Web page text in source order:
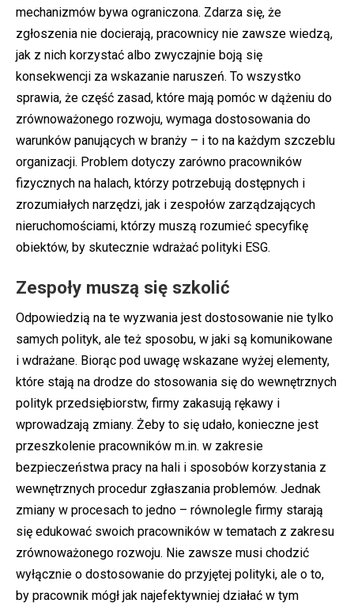
mechanizmów bywa ograniczona. Zdarza się, że
zgłoszenia nie docierają, pracownicy nie zawsze wiedzą,
jak z nich korzystać albo zwyczajnie boją się
konsekwencji za wskazanie naruszeń. To wszystko
sprawia, że część zasad, które mają pomóc w dążeniu do
zrównoważonego rozwoju, wymaga dostosowania do
warunków panujących w branży – i to na każdym szczeblu
organizacji. Problem dotyczy zarówno pracowników
fizycznych na halach, którzy potrzebują dostępnych i
zrozumiałych narzędzi, jak i zespołów zarządzających
nieruchomościami, którzy muszą rozumieć specyfikę
obiektów, by skutecznie wdrażać polityki ESG.
Zespoły muszą się szkolić
Odpowiedzią na te wyzwania jest dostosowanie nie tylko
samych polityk, ale też sposobu, w jaki są komunikowane
i wdrażane. Biorąc pod uwagę wskazane wyżej elementy,
które stają na drodze do stosowania się do wewnętrznych
polityk przedsiębiorstw, firmy zakasują rękawy i
wprowadzają zmiany. Żeby to się udało, konieczne jest
przeszkolenie pracowników m.in. w zakresie
bezpieczeństwa pracy na hali i sposobów korzystania z
wewnętrznych procedur zgłaszania problemów. Jednak
zmiany w procesach to jedno – równolegle firmy starają
się edukować swoich pracowników w tematach z zakresu
zrównoważonego rozwoju. Nie zawsze musi chodzić
wyłącznie o dostosowanie do przyjętej polityki, ale o to,
by pracownik mógł jak najefektywniej działać w tym